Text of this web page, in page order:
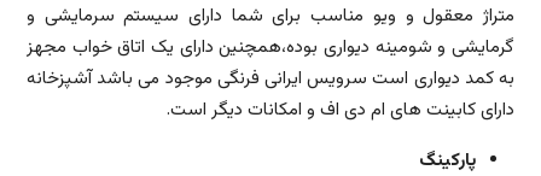
متراژ معقول و ویو مناسب برای شما دارای سیستم سرمایشی و
گرمایشی و شومینه دیواری بوده،همچنین دارای یک اتاق خواب مجهز
به کمد دیواری است سرویس ایرانی فرنگی موجود می باشد آشپزخانه
دارای کابینت های ام دی اف و امکانات دیگر است.
پارکینگ